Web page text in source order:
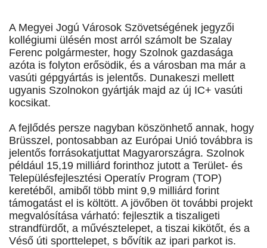
A Megyei Jogú Városok Szövetségének jegyzői
kollégiumi ülésén most arról számolt be Szalay
Ferenc polgármester, hogy Szolnok gazdasága
azóta is folyton erősödik, és a városban ma már a
vasúti gépgyártás is jelentős. Dunakeszi mellett
ugyanis Szolnokon gyártják majd az új IC+ vasúti
kocsikat.
A fejlődés persze nagyban köszönhető annak, hogy
Brüsszel, pontosabban az Európai Unió továbbra is
jelentős forrásokatjuttat Magyarországra. Szolnok
például 15,19 milliárd forinthoz jutott a Terület- és
Településfejlesztési Operatív Program (TOP)
keretéből, amiből több mint 9,9 milliárd forint
támogatást el is költött. A jövőben öt további projekt
megvalósítása várható: fejlesztik a tiszaligeti
strandfürdőt, a művésztelepet, a tiszai kikötőt, és a
Véső úti sporttelepet, s bővítik az ipari parkot is.